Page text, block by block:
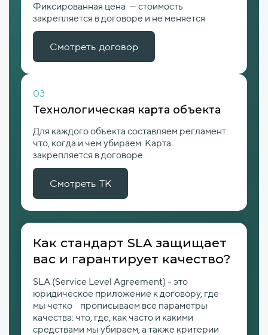
Фиксированная цена — стоимость
закрепляется в договоре и не меняется
Смотреть договор
03
Технологическая карта объекта
Для каждого объекта составляем регламент:
что, когда и чем убираем. Карта
закрепляется в договоре.
Смотреть ТК
Как стандарт SLA защищает
вас и гарантирует качество?
SLA (Service Level Agreement) - это
юридическое приложение к договору, где
мы четко прописываем все параметры
качества: что, где, как часто и какими
средствами мы убираем, а также критерии